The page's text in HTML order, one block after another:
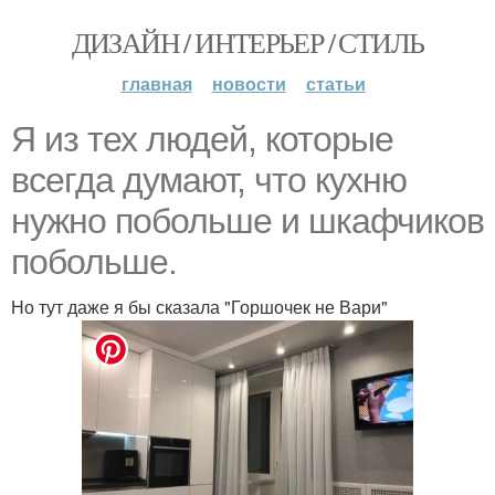
ДИЗАЙН / ИНТЕРЬЕР / СТИЛЬ
главная новости статьи
Я из тех людей, которые
всегда думают, что кухню
нужно побольше и шкафчиков
побольше.
Но тут даже я бы сказала "Горшочек не Вари"